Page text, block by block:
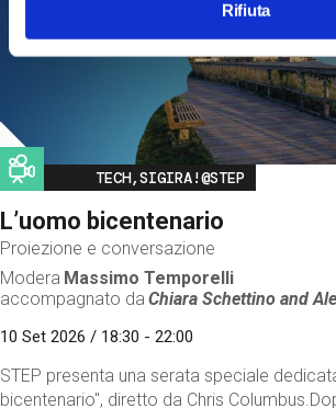
Rifiuta
Image
TECH,SIGIRA!@STEP
L’uomo bicentenario
Proiezione e conversazione
Modera Massimo Temporelli
accompagnato da Chiara Schettino and
10 Set 2026 / 18:30 - 22:00
STEP presenta una serata speciale
bicentenario", diretto da Chris